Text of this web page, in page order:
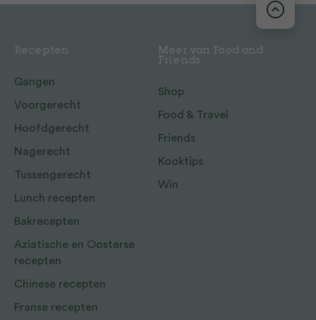
Recepten
Gangen
Voorgerecht
Hoofdgerecht
Nagerecht
Tussengerecht
Lunch recepten
Bakrecepten
Aziatische en Oosterse
recepten
Chinese recepten
Franse recepten
Meer van Food and
Friends
Shop
Food & Travel
Friends
Kooktips
Win